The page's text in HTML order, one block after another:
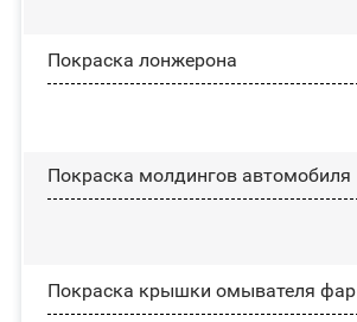
Покраска лонжерона
Покраска молдингов автомобиля
Покраска крышки омывателя фар